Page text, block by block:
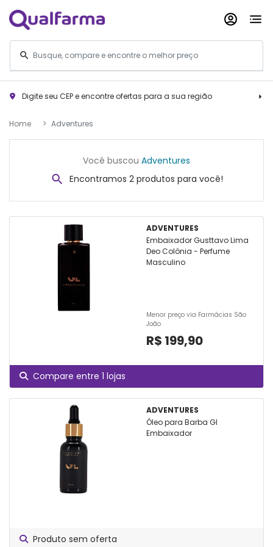
Digite seu CEP e encontre ofertas para a sua região
Home Adventures
Você buscou Adventures
Encontramos 2 produtos para você!
ADVENTURES
Embaixador Gusttavo Lima
Deo Colônia - Perfume
Masculino
Menor preço via Farmácias São
João
R$ 199,90
Compare entre 1 lojas
ADVENTURES
Óleo para Barba Gl
Embaixador
Produto sem oferta